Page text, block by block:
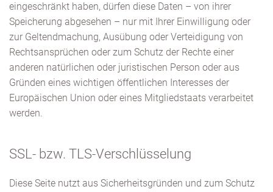
eingeschränkt haben, dürfen diese Daten – von ihrer
Speicherung abgesehen – nur mit Ihrer Einwilligung oder
zur Geltendmachung, Ausübung oder Verteidigung von
Rechtsansprüchen oder zum Schutz der Rechte einer
anderen natürlichen oder juristischen Person oder aus
Gründen eines wichtigen öffentlichen Interesses der
Europäischen Union oder eines Mitgliedstaats verarbeitet
werden.
SSL- bzw. TLS-Verschlüsselung
Diese Seite nutzt aus Sicherheitsgründen und zum Schutz